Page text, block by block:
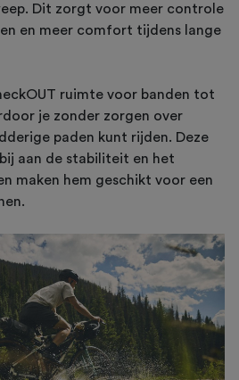
Dit zorgt voor meer controle
en meer comfort tijdens lange
ruimte voor banden tot
je zonder zorgen over
paden kunt rijden. Deze
aan de stabiliteit en het
maken hem geschikt voor een